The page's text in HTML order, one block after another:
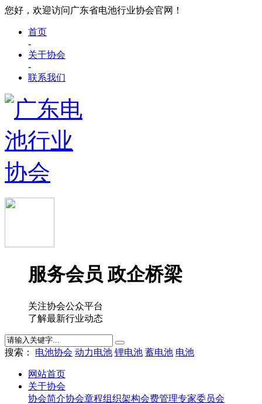
您好，欢迎访问广东省电池行业协会官网！
首页
-
关于协会
-
联系我们
服务会员 政企桥梁
关注协会公众平台
了解最新行业动态
搜索： 电池协会 动力电池 锂电池 蓄电池 电池
网站首页
关于协会
协会简介协会章程组织架构会费管理专家委员会